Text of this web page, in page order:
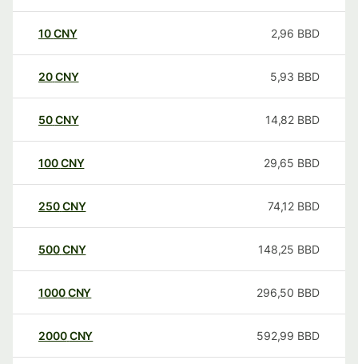
10CNY 2,96 BBD
20CNY 5,93 BBD
50CNY 14,82 BBD
100CNY 29,65 BBD
250CNY 74,12 BBD
500CNY 148,25 BBD
1000CNY 296,50 BBD
2000CNY 592,99 BBD